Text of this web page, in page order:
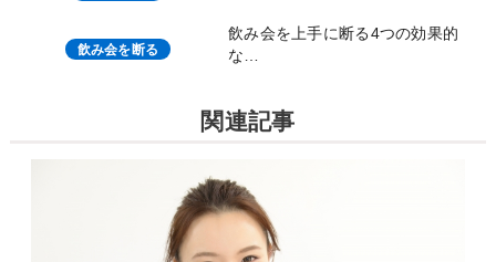
飲み会を断る
飲み会を上手に断る4つの効果的
な…
関連記事